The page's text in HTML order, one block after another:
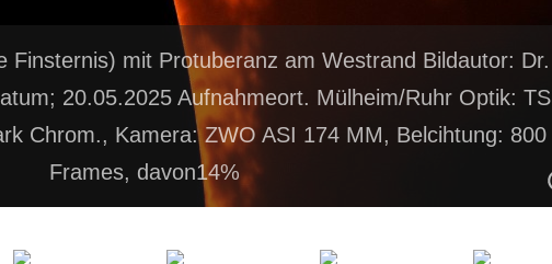
Finsternis) mit Protuberanz am Westrand Bildautor: Dr.
20.05.2025 Aufnahmeort. Mülheim/Ruhr Optik: TS
Chrom., Kamera: ZWO ASI 174 MM, Belcihtung: 800
Frames, davon14%